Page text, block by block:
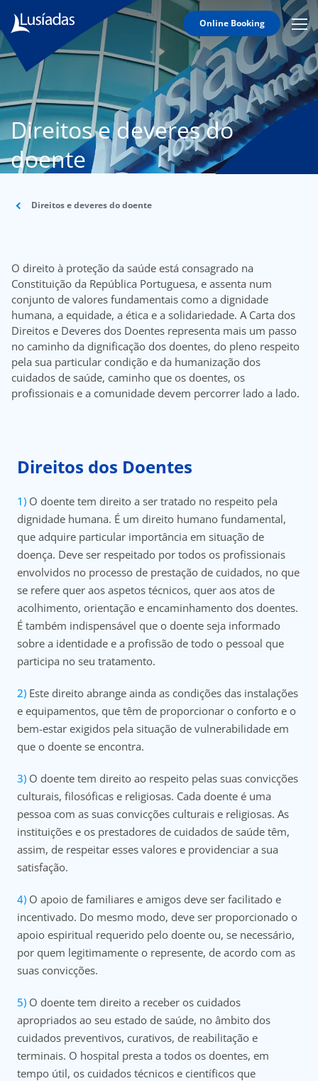
Online Booking
Icon
Lusíadas
Hospitals
and
Clinics
Clinical
Staff
Specialties
Agreements
us
EN
Direitos e deveres do
doente
Direitos e deveres do doente
O direito à proteção da saúde está consagrado na
Constituição da República Portuguesa, e assenta num
conjunto de valores fundamentais como a dignidade
humana, a equidade, a ética e a solidariedade. A Carta dos
Direitos e Deveres dos Doentes representa mais um passo
no caminho da dignificação dos doentes, do pleno respeito
pela sua particular condição e da humanização dos
cuidados de saúde, caminho que os doentes, os
profissionais e a comunidade devem percorrer lado a lado.
Direitos dos Doentes
O doente tem direito a ser tratado no respeito pela
dignidade humana. É um direito humano fundamental,
que adquire particular importância em situação de
doença. Deve ser respeitado por todos os profissionais
envolvidos no processo de prestação de cuidados, no que
se refere quer aos aspetos técnicos, quer aos atos de
acolhimento, orientação e encaminhamento dos doentes.
É também indispensável que o doente seja informado
sobre a identidade e a profissão de todo o pessoal que
participa no seu tratamento.
Este direito abrange ainda as condições das instalações
e equipamentos, que têm de proporcionar o conforto e o
bem-estar exigidos pela situação de vulnerabilidade em
que o doente se encontra.
O doente tem direito ao respeito pelas suas convicções
culturais, filosóficas e religiosas. Cada doente é uma
pessoa com as suas convicções culturais e religiosas. As
instituições e os prestadores de cuidados de saúde têm,
assim, de respeitar esses valores e providenciar a sua
satisfação.
O apoio de familiares e amigos deve ser facilitado e
incentivado. Do mesmo modo, deve ser proporcionado o
apoio espiritual requerido pelo doente ou, se necessário,
por quem legitimamente o represente, de acordo com as
suas convicções.
O doente tem direito a receber os cuidados
apropriados ao seu estado de saúde, no âmbito dos
cuidados preventivos, curativos, de reabilitação e
terminais. O hospital presta a todos os doentes, em
tempo útil, os cuidados técnicos e científicos que